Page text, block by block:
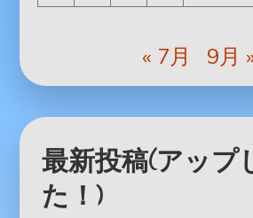
« 7月 9月
最新投稿(アップ
た！)